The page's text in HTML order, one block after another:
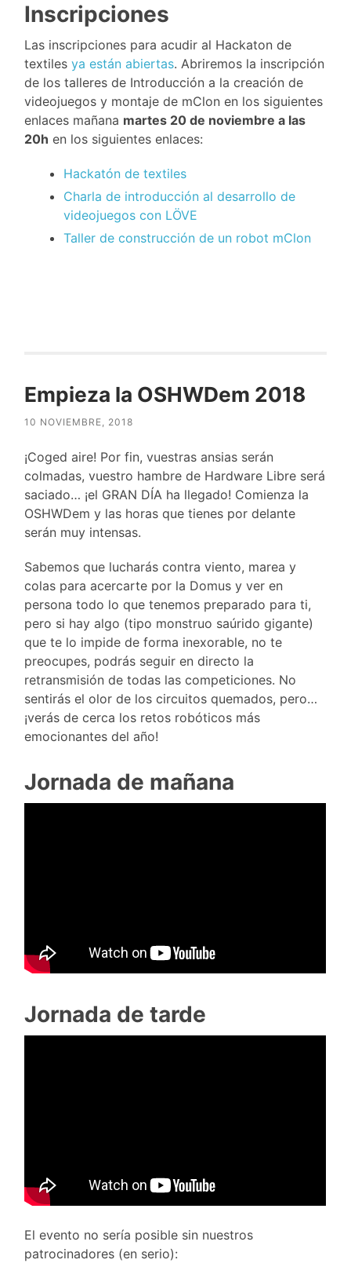
Inscripciones
Las inscripciones para acudir al Hackaton de
textilesya están abiertas. Abriremos la inscripción
de los talleres de Introducción a la creación de
videojuegos y montaje de mClon en los siguientes
enlaces mañana martes 20 de noviembre a las
20h en los siguientes enlaces:
Hackatón de textiles
Charla de introducción al desarrollo de
videojuegos con LÖVE
Taller de construcción de un robot mClon
Empieza la OSHWDem 2018
10 NOVIEMBRE, 2018
¡Coged aire! Por fin, vuestras ansias serán
colmadas, vuestro hambre de Hardware Libre será
saciado… ¡el GRAN DÍA ha llegado! Comienza la
OSHWDem y las horas que tienes por delante
serán muy intensas.
Sabemos que lucharás contra viento, marea y
colas para acercarte por la Domus y ver en
persona todo lo que tenemos preparado para ti,
pero si hay algo (tipo monstruo saúrido gigante)
que te lo impide de forma inexorable, no te
preocupes, podrás seguir en directo la
retransmisión de todas las competiciones. No
sentirás el olor de los circuitos quemados, pero…
¡verás de cerca los retos robóticos más
emocionantes del año!
Jornada de mañana
Jornada de tarde
El evento no sería posible sin nuestros
patrocinadores (en serio):